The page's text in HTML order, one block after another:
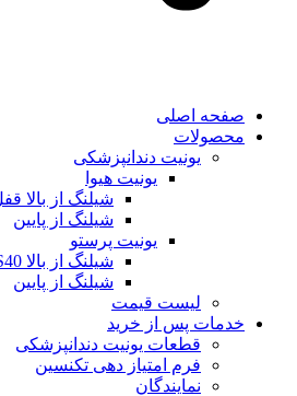
صفحه اصلی
محصولات
یونیت دندانپزشکی
یونیت هیوا
شیلنگ از بالا
شیلنگ از پایین
یونیت پرستو
شیلنگ از بالا S40
شیلنگ از پایین
لیست قیمت
خدمات پس از خرید
قطعات یونیت دندانپزشکی
فرم امتیاز دهی تکنسین
نمایندگان